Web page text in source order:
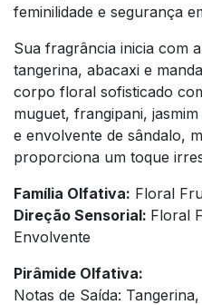
feminilidade e segurança
Sua fragrância inicia com
tangerina, abacaxi e
corpo floral sofisticado
muguet, frangipani,
e envolvente de sândalo,
proporciona um toque
Família Olfativa: Floral
Direção Sensorial: Floral
Envolvente
Pirâmide Olfativa:
Notas de Saída: